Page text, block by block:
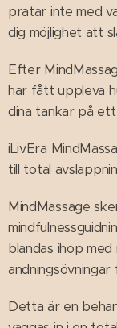
pratar inte med
dig möjlighet att
Efter
har fått uppleva
dina tankar på
iLivEra
till total
MindMassage
blandas ihop
Detta är en